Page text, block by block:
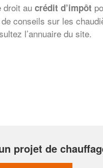
droit au crédit d’impôt
conseils sur les
l’annuaire du site.
projet de